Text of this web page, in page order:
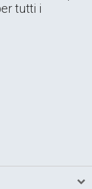
tutti i